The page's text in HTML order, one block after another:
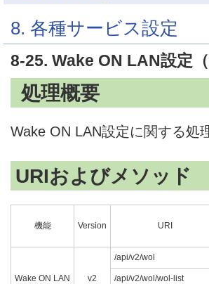
8. 各種サービス設定
8-25. Wake ON LAN設定（
処理概要
Wake ON LAN設定に関する処
URIおよびメソッド
機能 Version URI
Wake ON LAN v2
/api/v2/wol
/api/v2/wol/wol-list